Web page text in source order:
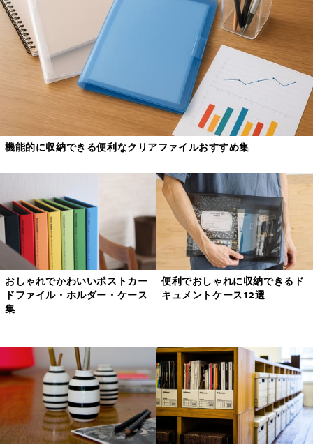
機能的に収納できる便利なクリアファイルおすすめ集
おしゃれでかわいいポストカー
ドファイル・ホルダー・ケース
集
便利でおしゃれに収納できるド
キュメントケース12選